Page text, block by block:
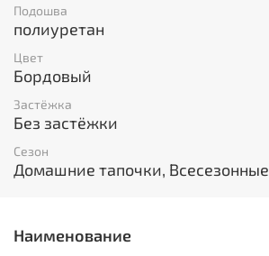
Подошва
полиуретан
Цвет
Бордовый
Застёжка
Без застёжки
Сезон
Домашние тапочки, Всесезонные
Наименование